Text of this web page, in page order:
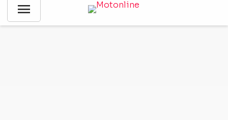
menu
Notícias Lançamentos-Triumph apresenta Tiger Explorer e